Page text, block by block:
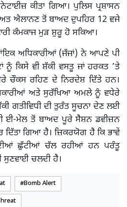
ਕੀਤਾ ਗਿਆ। ਪੁਲਿਸ ਪ੍ਰਸ਼ਾਸਨ
ਐਲਾਨਣ ਤੋਂ ਬਾਅਦ ਦੁਪਹਿਰ 12 ਵਜੇ
ਕੰਮਕਾਜ ਮੁੜ ਸ਼ੁਰੂ ਹੋ ਸਕਿਆ।
ਅਧਿਕਾਰੀਆਂ (ਜੱਜਾਂ) ਨੇ ਆਪਣੇ ਪੀ
ਕਿਸੇ ਵੀ ਸ਼ੱਕੀ ਵਸਤੂ ਜਾਂ ਹਰਕਤ ’ਤੇ
ਚੌਕਸ ਰਹਿਣ ਦੇ ਨਿਰਦੇਸ਼ ਦਿੱਤੇ ਹਨ।
ਅਤੇ ਸੁਰੱਖਿਆ ਅਮਲੇ ਨੂੰ ਵਧੇਰੇ
ਗਤੀਵਿਧੀ ਦੀ ਤੁਰੰਤ ਸੂਚਨਾ ਦੇਣ ਲਈ
ਈ-ਮੇਲ ਤੋਂ ਬਾਅਦ ਪੂਰੇ ਸੈਸ਼ਨ ਡਵੀਜ਼ਨ
ਦਿੱਤਾ ਗਿਆ ਹੈ। ਜ਼ਿਕਰਯੋਗ ਹੈ ਕਿ ਭਾਵੇਂ
ਛੁੱਟੀਆਂ ਚੱਲ ਰਹੀਆਂ ਹਨ ਪਰੰਤੂ
ਸੁਣਵਾਈ ਚਲਦੀ ਹੈ।
Bomb Alert